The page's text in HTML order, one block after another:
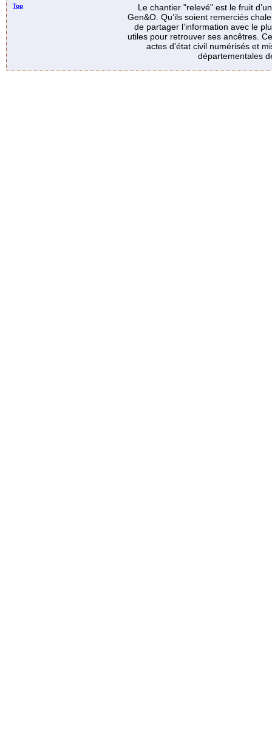
Top
Le chantier "relevé" est le fruit
Gen&O. Qu’ils soient remerciés
de partager l’information avec le
utiles pour retrouver ses ancêtres.
actes d’état civil numérisés et
départementales